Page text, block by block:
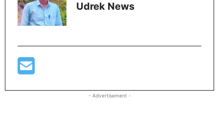
Udrek News
- Advertisement -